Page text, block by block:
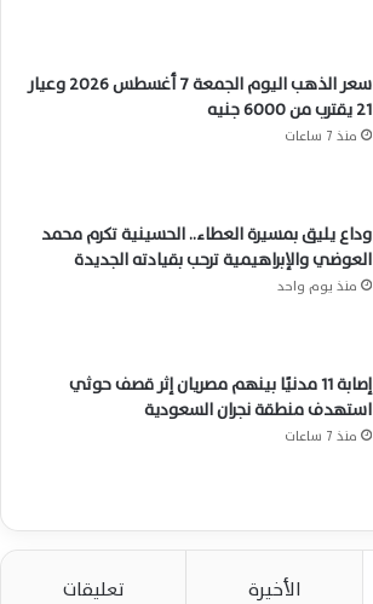
سعر الذهب اليوم الجمعة 7 أغسطس 2026 وعيار
21 يقترب من 6000 جنيه
منذ 7 ساعات
وداع يليق بمسيرة العطاء.. الحسينية تكرم محمد
العوضي والإبراهيمية ترحب بقيادته الجديدة
منذ يوم واحد
إصابة 11 مدنيًا بينهم مصريان إثر قصف حوثي
استهدف منطقة نجران السعودية
منذ 7 ساعات
الأخيرة تعليقات